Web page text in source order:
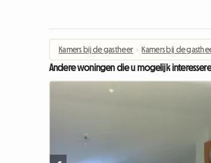
Kamers bij de gastheer › Kamers bij de
Andere woningen die u mogelijk